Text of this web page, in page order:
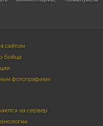
сайтом
бойца
фотографиям
на сервер